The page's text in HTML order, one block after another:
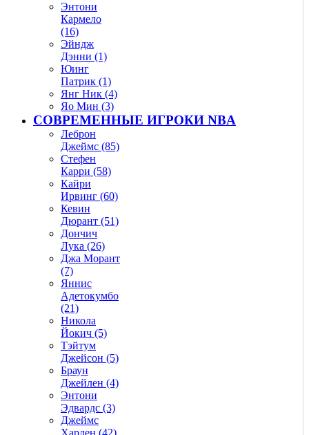
Энтони
Кармело
(16)
Эйндж
Дэнни (1)
Юинг
Патрик (1)
Янг Ник (4)
Яо Мин (3)
СОВРЕМЕННЫЕ ИГРОКИ NBA
Леброн
Джеймс (85)
Стефен
Карри (58)
Кайри
Ирвинг (60)
Кевин
Дюрант (51)
Дончич
Лука (26)
Джа Морант
(7)
Яннис
Адетокумбо
(21)
Никола
Йокич (5)
Тэйтум
Джейсон (5)
Браун
Джейлен (4)
Энтони
Эдвардс (3)
Джеймс
Харден (42)